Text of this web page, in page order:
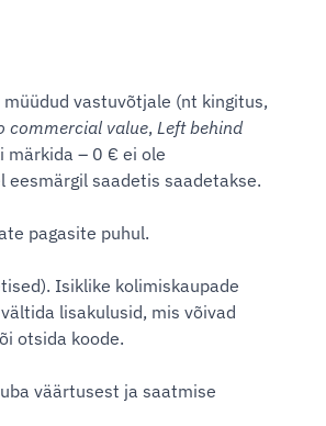
vastuvõtjale (nt kingitus,
commercial value, Left behind
märkida – 0 € ei ole
saadetis saadetakse.
pagasite puhul.
Isiklike kolimiskaupade
lisakulusid, mis võivad
otsida koode.
väärtusest ja saatmise